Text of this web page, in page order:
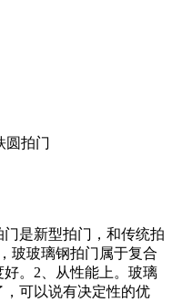
圆拍门
是新型拍门，和传统拍
玻玻璃钢拍门属于复合
。2、从性能上。玻璃
可以说有决定性的优